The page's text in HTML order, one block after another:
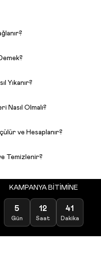
Yıkanır?
Nasıl Olmalı?
ve Hesaplanır?
Temizlenir?
KAMPANYA BİTİMİNE
5
Gün
12
Saat
41
Dakika